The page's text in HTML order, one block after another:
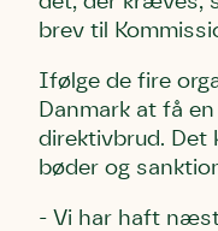
brev til
Ifølge de fire
Danmark at få
direktivbrud. Det
bøder og
- Vi har haft
Telefon
Danmarks
Telefon
Danmarks
Telefon
Danmarks